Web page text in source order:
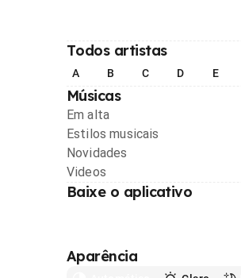
Todos artistas
A B C D E
Músicas
Em alta
Estilos musicais
Novidades
Videos
Baixe o aplicativo
Aparência